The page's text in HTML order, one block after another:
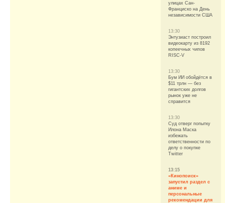
улицах Сан-
Франциско на День
независимости США
13:30
Энтузиаст построил
видеокарту из 8192
копеечных чипов
RISC-V
13:30
Бум ИИ обойдётся в
$11 трлн — без
гигантских долгов
рынок уже не
справится
13:30
Суд отверг попытку
Илона Маска
избежать
ответственности по
делу о покупке
Twitter
13:15
«Кинопоиск»
запустил раздел с
аниме и
персональные
рекомендации для